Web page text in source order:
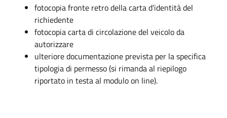
fotocopia fronte retro della carta d’identità del
richiedente
fotocopia carta di circolazione del veicolo da
autorizzare
ulteriore documentazione prevista per la specifica
tipologia di permesso (si rimanda al riepilogo
riportato in testa al modulo on line).